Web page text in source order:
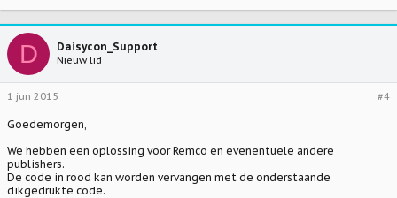
D Daisycon_Support
Nieuw lid
1 jun 2015 #4
Goedemorgen,
We hebben een oplossing voor Remco en evenentuele andere
publishers.
De code in rood kan worden vervangen met de onderstaande
dikgedrukte code.